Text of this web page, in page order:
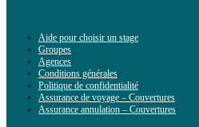
Aide pour choisir un stage
Groupes
Agences
Conditions générales
Politique de confidentialité
Assurance de voyage – Couvertures
Assurance annulation – Couvertures